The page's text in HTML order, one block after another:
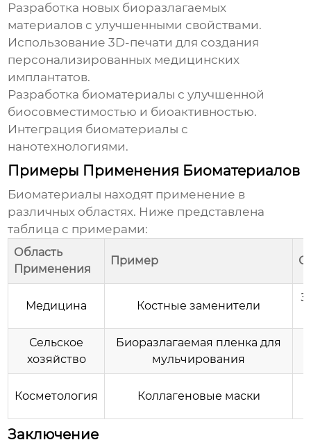
Разработка новых биоразлагаемых
материалов с улучшенными свойствами.
Использование 3D-печати для создания
персонализированных медицинских
имплантатов.
Разработка биоматериалы с улучшенной
биосовместимостью и биоактивностью.
Интеграция биоматериалы с
нанотехнологиями.
Примеры Применения Биоматериалов
Биоматериалы находят применение в
различных областях. Ниже представлена
таблица с примерами:
Область
Применения
Пример
Медицина Костные заменители
Сельское
хозяйство
Биоразлагаемая пленка для
мульчирования
Косметология Коллагеновые маски
Заключение